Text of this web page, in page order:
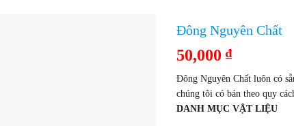
Đông Nguyên Chất
50,000 ₫
Đông Nguyên Chất luôn có
chúng tôi có bán theo quy
DANH MỤC VẬT LIỆU